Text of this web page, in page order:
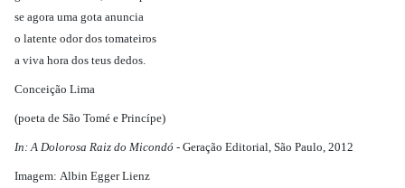
se agora uma gota anuncia
o latente odor dos tomateiros
a viva hora dos teus dedos.
Conceição Lima
(poeta de São Tomé e Princípe)
In: A Dolorosa Raiz do Micondó - Geração Editorial, São Paulo, 2012
Imagem: Albin Egger Lienz